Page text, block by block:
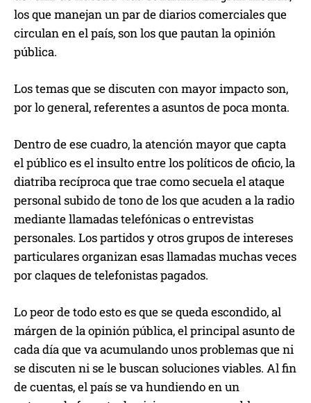
los que manejan un par de diarios comerciales que
circulan en el país, son los que pautan la opinión
pública.
Los temas que se discuten con mayor impacto son,
por lo general, referentes a asuntos de poca monta.
Dentro de ese cuadro, la atención mayor que capta
el público es el insulto entre los políticos de oficio, la
diatriba recíproca que trae como secuela el ataque
personal subido de tono de los que acuden a la radio
mediante llamadas telefónicas o entrevistas
personales. Los partidos y otros grupos de intereses
particulares organizan esas llamadas muchas veces
por claques de telefonistas pagados.
Lo peor de todo esto es que se queda escondido, al
márgen de la opinión pública, el principal asunto de
cada día que va acumulando unos problemas que ni
se discuten ni se le buscan soluciones viables. Al fin
de cuentas, el país se va hundiendo en un